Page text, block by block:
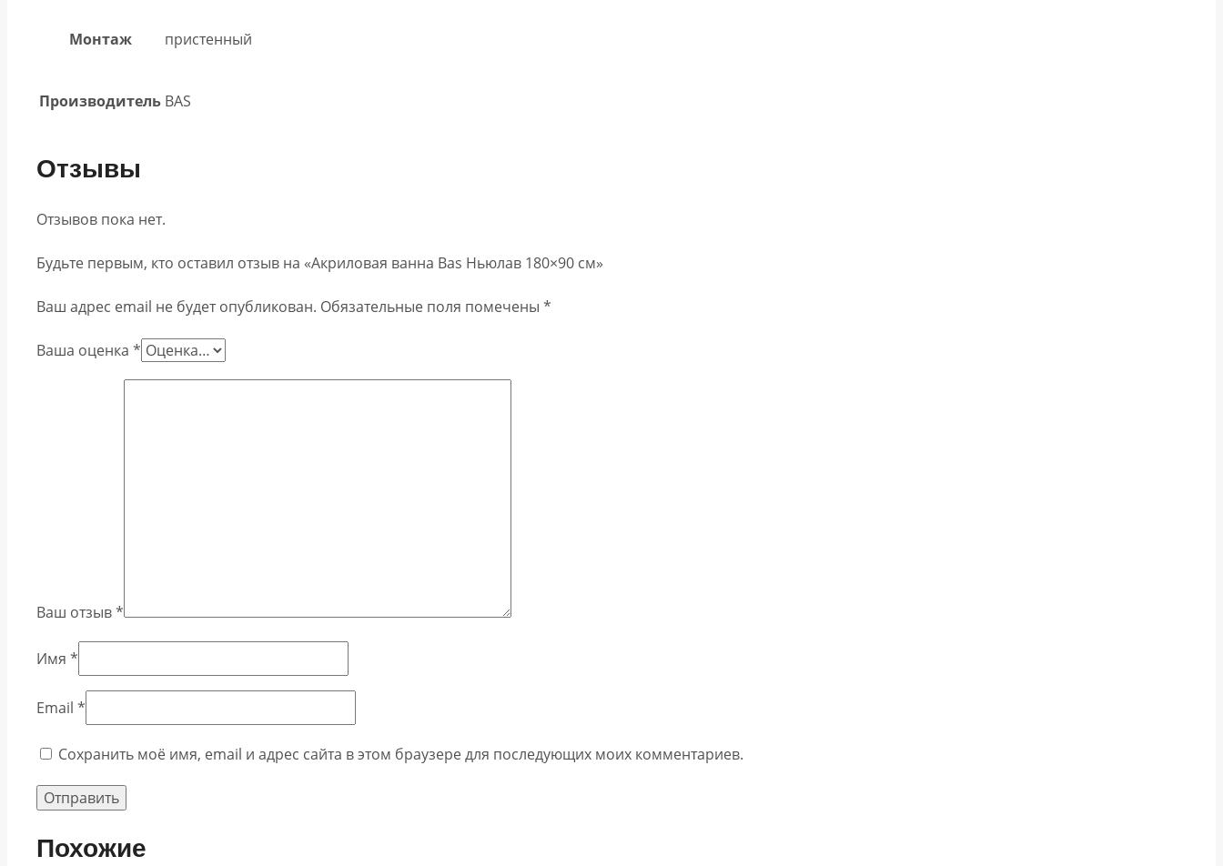
Монтаж пристенный
Производитель BAS
Отзывы
Отзывов пока нет.
Будьте первым, кто оставил отзыв на «Акриловая ванна Bas Ньюлав 180×90 см»
Ваш адрес email не будет опубликован. Обязательные поля помечены *
Ваша оценка *
Ваш отзыв*
Имя *
Email *
Сохранить моё имя, email и адрес сайта в этом браузере для последующих моих комментариев.
Похожие